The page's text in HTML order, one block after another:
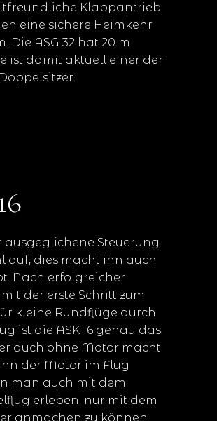
Klappantrieb
eine sichere Heimkehr
Die ASG 32 hat 20 m
ist damit aktuell einer der
ausgeglichene Steuerung
auf, dies macht ihn auch
Nach erfolgreicher
der erste Schritt zum
kleine Rundflüge durch
ist die ASK 16 genau das
auch ohne Motor macht
der Motor im Flug
man auch mit dem
erleben, nur mit dem
anmachen zu können.